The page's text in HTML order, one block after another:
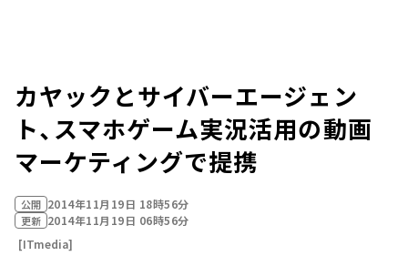
カヤックとサイバーエージェン
ト、スマホゲーム実況活用の動画
マーケティングで提携
公開 2014年11月19日 18時56分
更新 2014年11月19日 06時56分
[ITmedia]